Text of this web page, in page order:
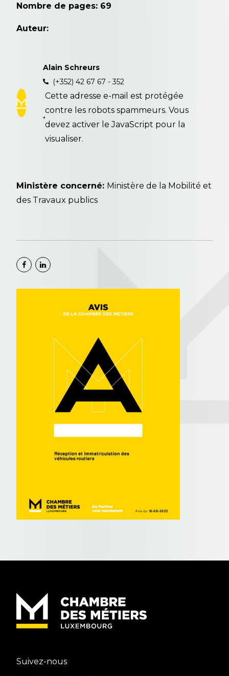
Nombre de pages: 69
Auteur:
Alain Schreurs
(+352) 42 67 67 - 352
Cette adresse e-mail est protégée
contre les robots spammeurs. Vous
devez activer le JavaScript pour la
visualiser.
Ministère concerné: Ministère de la Mobilité et
des Travaux publics
Suivez-nous